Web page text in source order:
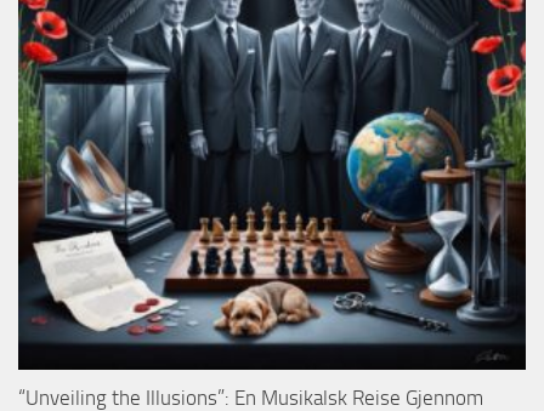
“Unveiling the Illusions”: En Musikalsk Reise Gjennom